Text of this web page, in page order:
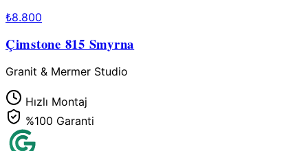
₺8.800
Çimstone 815 Smyrna
Granit & Mermer Studio
Hızlı Montaj
%100 Garanti